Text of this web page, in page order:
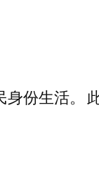
份生活。